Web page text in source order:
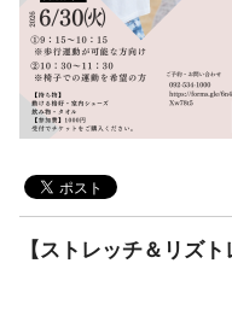
【ストレッチ＆リズ